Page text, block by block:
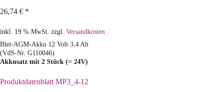
26,74 € *
inkl. 19 % MwSt. zzgl. Versandkosten
Blei-AGM-Akku 12 Volt 3,4 Ah
(VdS-Nr. G110046)
Akkusatz mit 2 Stück (= 24V)
Produktdatenblatt MP3_4-12